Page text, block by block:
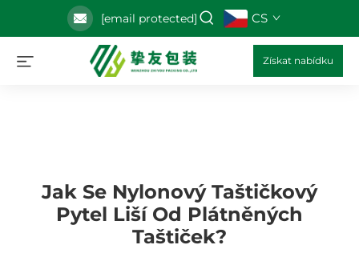
[email protected] CS
Získat nabídku
Jak Se Nylonový Taštičkový
Pytel Liší Od Plátněných
Taštiček?